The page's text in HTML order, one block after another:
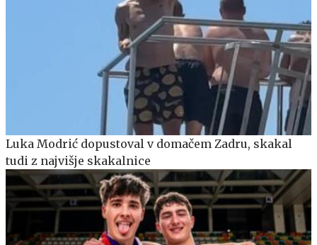
Luka Modrić dopustoval v domačem Zadru, skakal
tudi z najvišje skakalnice